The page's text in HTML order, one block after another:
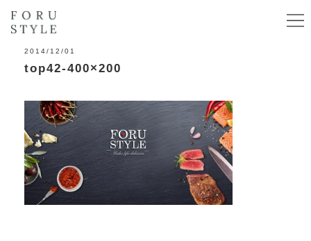
2014/12/01
top42-400×200